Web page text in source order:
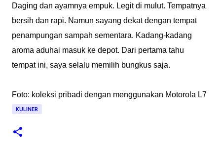
Daging dan ayamnya empuk. Legit di mulut. Tempatnya
bersih dan rapi. Namun sayang dekat dengan tempat
penampungan sampah sementara. Kadang-kadang
aroma aduhai masuk ke depot. Dari pertama tahu
tempat ini, saya selalu memilih bungkus saja.
Foto: koleksi pribadi dengan menggunakan Motorola L7
KULINER